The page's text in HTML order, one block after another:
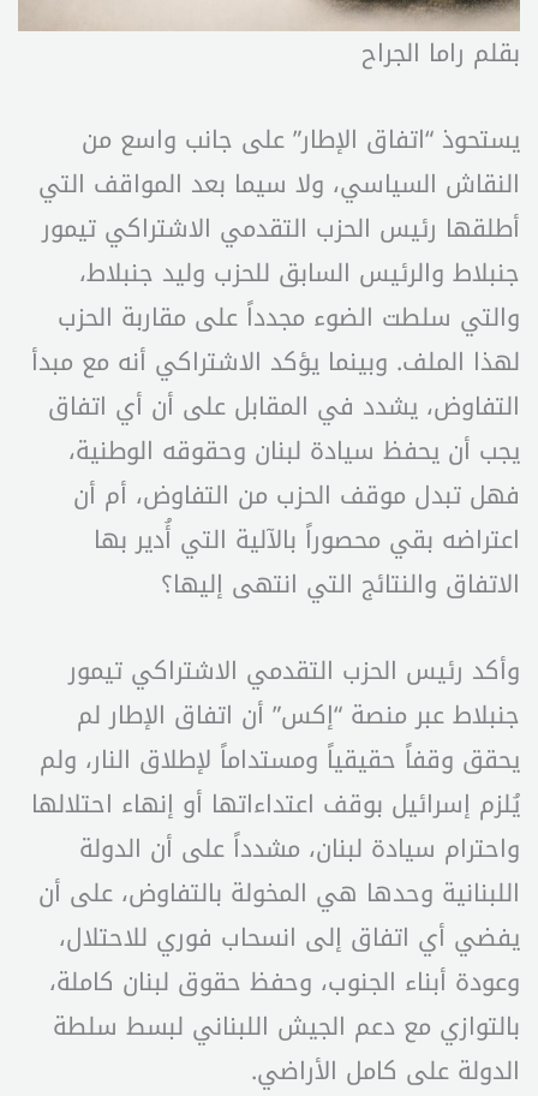
بقلم راما الجراح
يستحوذ “اتفاق الإطار” على جانب واسع من
النقاش السياسي، ولا سيما بعد المواقف التي
أطلقها رئيس الحزب التقدمي الاشتراكي تيمور
جنبلاط والرئيس السابق للحزب وليد جنبلاط،
والتي سلطت الضوء مجدداً على مقاربة الحزب
لهذا الملف. وبينما يؤكد الاشتراكي أنه مع مبدأ
التفاوض، يشدد في المقابل على أن أي اتفاق
يجب أن يحفظ سيادة لبنان وحقوقه الوطنية،
فهل تبدل موقف الحزب من التفاوض، أم أن
اعتراضه بقي محصوراً بالآلية التي أُدير بها
الاتفاق والنتائج التي انتهى إليها؟
وأكد رئيس الحزب التقدمي الاشتراكي تيمور
جنبلاط عبر منصة “إكس” أن اتفاق الإطار لم
يحقق وقفاً حقيقياً ومستداماً لإطلاق النار، ولم
يُلزم إسرائيل بوقف اعتداءاتها أو إنهاء احتلالها
واحترام سيادة لبنان، مشدداً على أن الدولة
اللبنانية وحدها هي المخولة بالتفاوض، على أن
يفضي أي اتفاق إلى انسحاب فوري للاحتلال،
وعودة أبناء الجنوب، وحفظ حقوق لبنان كاملة،
بالتوازي مع دعم الجيش اللبناني لبسط سلطة
الدولة على كامل الأراضي.